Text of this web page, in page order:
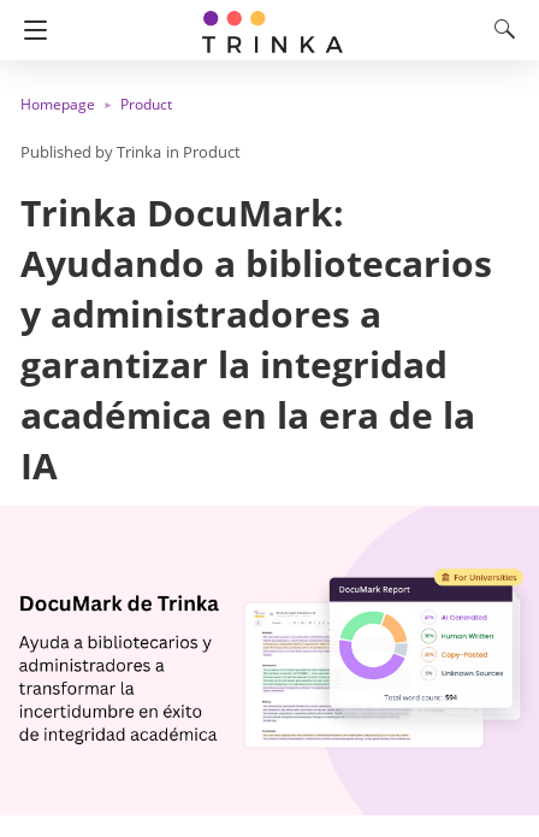
Homepage Product
Trinka in Product
Trinka DocuMark:
Ayudando a bibliotecarios
y administradores a
garantizar la integridad
académica en la era de la
IA